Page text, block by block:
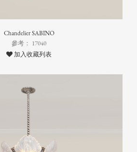
Chandelier SABINO
參考： 17040
加入收藏列表